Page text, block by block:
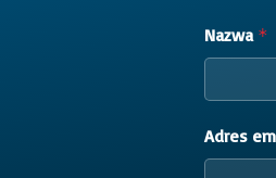
Nazwa *
Adres